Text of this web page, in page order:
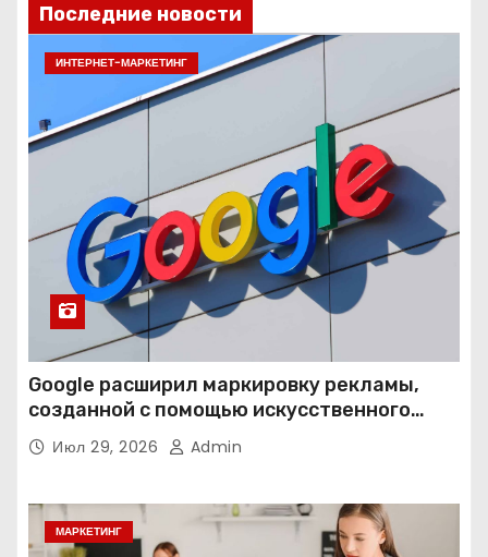
Последние новости
ИНТЕРНЕТ-МАРКЕТИНГ
Google расширил маркировку рекламы,
созданной с помощью искусственного
интеллекта
Июл 29, 2026 Admin
МАРКЕТИНГ